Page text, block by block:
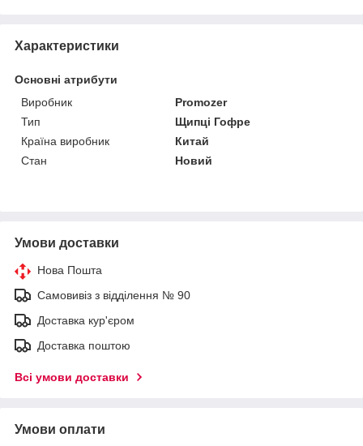
Характеристики
Основні атрибути
Виробник
Promozer
Тип
Щипці Гофре
Країна виробник
Китай
Стан
Новий
Умови доставки
Нова Пошта
Самовивіз з відділення № 90
Доставка кур'єром
Доставка поштою
Всі умови доставки
Умови оплати